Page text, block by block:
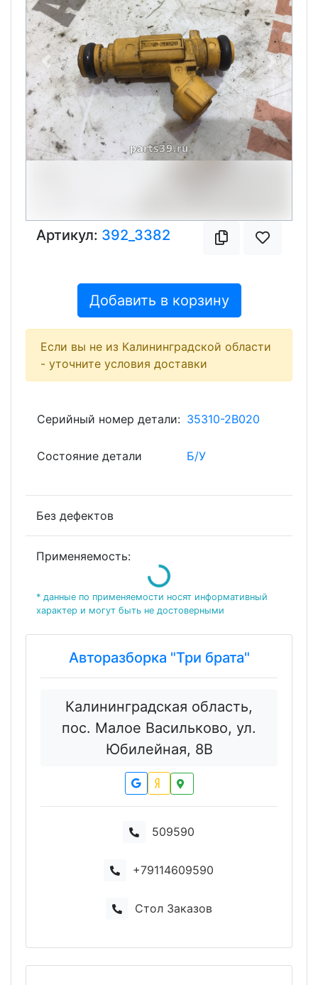
Previous Next
Артикул: 392_3382
Добавить в корзину
Если вы не из Калининградской области
- уточните условия доставки
Серийный номер детали: 35310-2B020
Состояние детали Б/У
Без дефектов
Применяемость:Loading...
* данные по применяемости носят информативный
характер и могут быть не достоверными
Авторазборка "Три брата"
Калининградская область,
пос. Малое Васильково, ул.
Юбилейная, 8В
509590
+79114609590
Стол Заказов